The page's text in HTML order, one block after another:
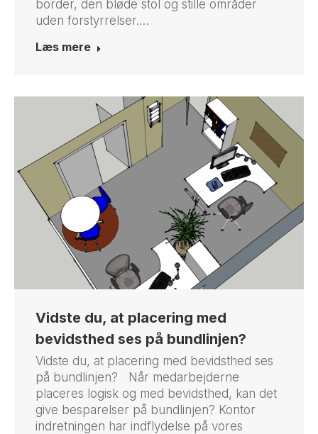
border, den bløde stol og stille områder
uden forstyrrelser.…
Læs mere
Vidste du, at placering med
bevidsthed ses på bundlinjen?
Vidste du, at placering med bevidsthed ses
på bundlinjen? Når medarbejderne
placeres logisk og med bevidsthed, kan det
give besparelser på bundlinjen? Kontor
indretningen har indflydelse på vores